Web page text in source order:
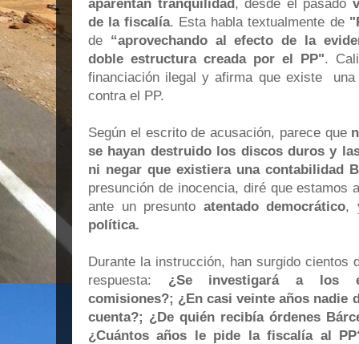
aparentan tranquilidad, desde el pasado
de la fiscalía. Esta habla textualmente de
de “aprovechando al efecto de la
doble estructura creada por el PP".
financiación ilegal y afirma que existe
contra el PP.
Según el escrito de acusación, parece que
se hayan destruido los discos duros y
ni negar que existiera una contabilidad
presunción de inocencia, diré que estamos
ante un presunto atentado democrático,
política.
Durante la instrucción, han surgido cientos
respuesta: ¿Se investigará a los
comisiones?; ¿En casi veinte años nadie
cuenta?; ¿De quién recibía órdenes
¿Cuántos años le pide la fiscalía al